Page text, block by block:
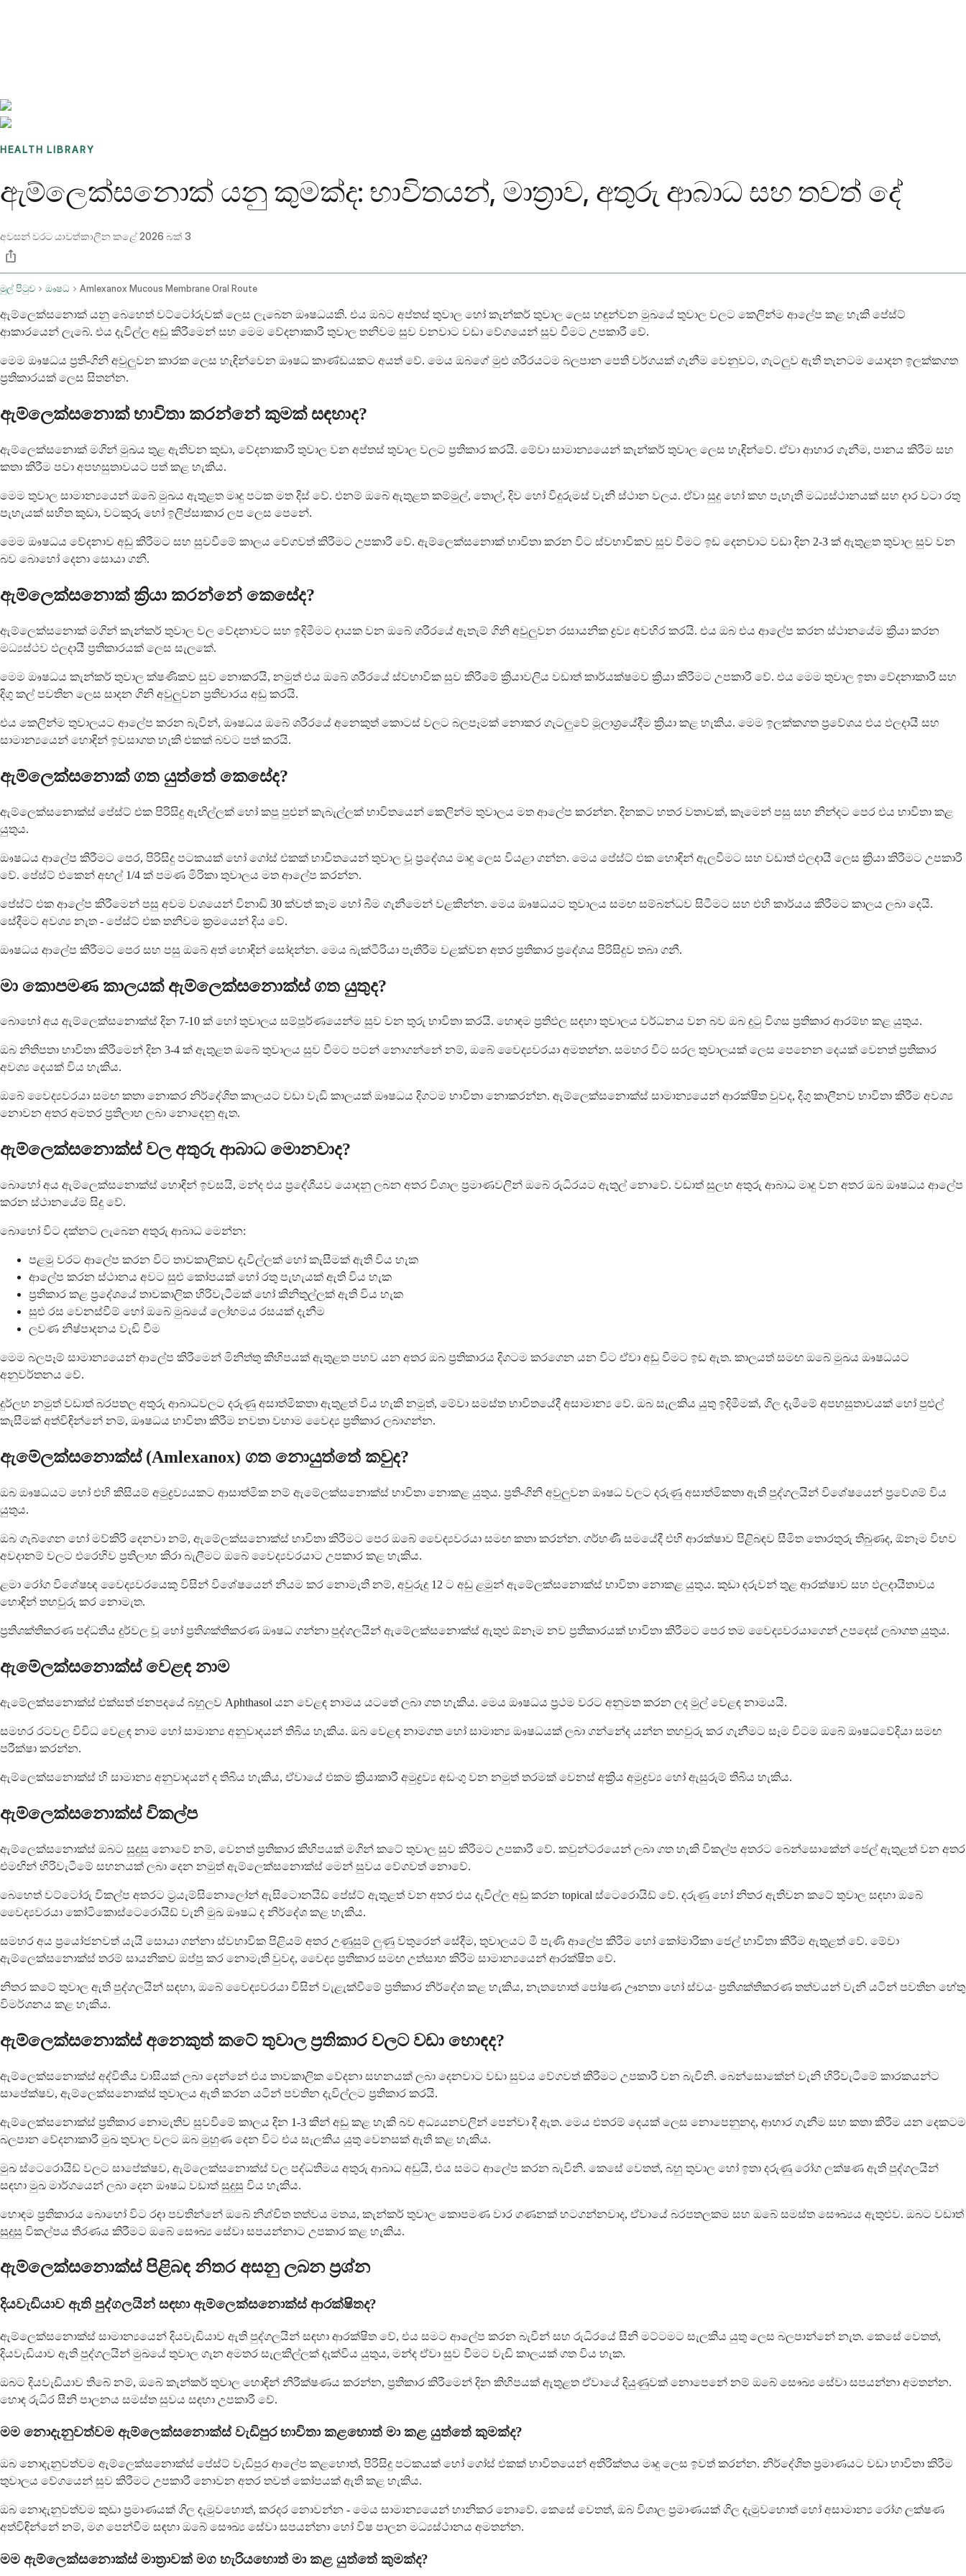
HEALTH LIBRARY
ඇම්ලෙක්සනොක් යනු කුමක්ද: භාවිතයන්, මාත්‍රාව, අතුරු ආබාධ සහ තවත් දේ
අවසන් වරට යාවත්කාලීන කළේ2026 බක් 3
මුල් පිටුව ඖෂධ Amlexanox Mucous Membrane Oral Route
ඇම්ලෙක්සනොක් යනු බෙහෙත් වට්ටෝරුවක් ලෙස ලැබෙන ඖෂධයකි. එය ඔබට අප්තස් තුවාල හෝ කැන්කර් තුවාල ලෙස හඳුන්වන මුඛයේ තුවාල වලට කෙලින්ම ආලේප කළ හැකි පේස්ට්
ආකාරයෙන් ලැබේ. එය දැවිල්ල අඩු කිරීමෙන් සහ මෙම වේදනාකාරී තුවාල තනිවම සුව වනවාට වඩා වේගයෙන් සුව වීමට උපකාරී වේ.
මෙම ඖෂධය ප්‍රති-ගිනි අවුලුවන කාරක ලෙස හැඳින්වෙන ඖෂධ කාණ්ඩයකට අයත් වේ. මෙය ඔබගේ මුළු ශරීරයටම බලපාන පෙති වර්ගයක් ගැනීම වෙනුවට, ගැටලුව ඇති තැනටම යොදන ඉලක්කගත
ප්‍රතිකාරයක් ලෙස සිතන්න.
ඇම්ලෙක්සනොක් භාවිතා කරන්නේ කුමක් සඳහාද?
ඇම්ලෙක්සනොක් මගින් මුඛය තුළ ඇතිවන කුඩා, වේදනාකාරී තුවාල වන අප්තස් තුවාල වලට ප්‍රතිකාර කරයි. මේවා සාමාන්‍යයෙන් කැන්කර් තුවාල ලෙස හැඳින්වේ. ඒවා ආහාර ගැනීම, පානය කිරීම සහ
කතා කිරීම පවා අපහසුතාවයට පත් කළ හැකිය.
මෙම තුවාල සාමාන්‍යයෙන් ඔබේ මුඛය ඇතුළත මෘදු පටක මත දිස් වේ. එනම් ඔබේ ඇතුළත කම්මුල්, තොල්, දිව හෝ විදුරුමස් වැනි ස්ථාන වලය. ඒවා සුදු හෝ කහ පැහැති මධ්‍යස්ථානයක් සහ දාර වටා රතු
පැහැයක් සහිත කුඩා, වටකුරු හෝ ඉලිප්සාකාර ලප ලෙස පෙනේ.
මෙම ඖෂධය වේදනාව අඩු කිරීමට සහ සුවවීමේ කාලය වේගවත් කිරීමට උපකාරී වේ. ඇම්ලෙක්සනොක් භාවිතා කරන විට ස්වභාවිකව සුව වීමට ඉඩ දෙනවාට වඩා දින 2-3 ක් ඇතුළත තුවාල සුව වන
බව බොහෝ දෙනා සොයා ගනී.
ඇම්ලෙක්සනොක් ක්‍රියා කරන්නේ කෙසේද?
ඇම්ලෙක්සනොක් මගින් කැන්කර් තුවාල වල වේදනාවට සහ ඉදිමීමට දායක වන ඔබේ ශරීරයේ ඇතැම් ගිනි අවුලුවන රසායනික ද්‍රව්‍ය අවහිර කරයි. එය ඔබ එය ආලේප කරන ස්ථානයේම ක්‍රියා කරන
මධ්‍යස්ථව ඵලදායී ප්‍රතිකාරයක් ලෙස සැලකේ.
මෙම ඖෂධය කැන්කර් තුවාල ක්ෂණිකව සුව නොකරයි, නමුත් එය ඔබේ ශරීරයේ ස්වභාවික සුව කිරීමේ ක්‍රියාවලිය වඩාත් කාර්යක්ෂමව ක්‍රියා කිරීමට උපකාරී වේ. එය මෙම තුවාල ඉතා වේදනාකාරී සහ
දිගු කල් පවතින ලෙස සාදන ගිනි අවුලුවන ප්‍රතිචාරය අඩු කරයි.
එය කෙලින්ම තුවාලයට ආලේප කරන බැවින්, ඖෂධය ඔබේ ශරීරයේ අනෙකුත් කොටස් වලට බලපෑමක් නොකර ගැටලුවේ මූලාශ්‍රයේදීම ක්‍රියා කළ හැකිය. මෙම ඉලක්කගත ප්‍රවේශය එය ඵලදායී සහ
සාමාන්‍යයෙන් හොඳින් ඉවසාගත හැකි එකක් බවට පත් කරයි.
ඇම්ලෙක්සනොක් ගත යුත්තේ කෙසේද?
ඇම්ලෙක්සනොක්ස් පේස්ට් එක පිරිසිදු ඇඟිල්ලක් හෝ කපු පුළුන් කැබැල්ලක් භාවිතයෙන් කෙලින්ම තුවාලය මත ආලේප කරන්න. දිනකට හතර වතාවක්, කෑමෙන් පසු සහ නින්දට පෙර එය භාවිතා කළ
යුතුය.
ඖෂධය ආලේප කිරීමට පෙර, පිරිසිදු පටකයක් හෝ ගෝස් එකක් භාවිතයෙන් තුවාල වූ ප්‍රදේශය මෘදු ලෙස වියළා ගන්න. මෙය පේස්ට් එක හොඳින් ඇලවීමට සහ වඩාත් ඵලදායී ලෙස ක්‍රියා කිරීමට උපකාරී
වේ. පේස්ට් එකෙන් අඟල් 1/4 ක් පමණ මිරිකා තුවාලය මත ආලේප කරන්න.
පේස්ට් එක ආලේප කිරීමෙන් පසු අවම වශයෙන් විනාඩි 30 ක්වත් කෑම හෝ බීම ගැනීමෙන් වළකින්න. මෙය ඖෂධයට තුවාලය සමඟ සම්බන්ධව සිටීමට සහ එහි කාර්යය කිරීමට කාලය ලබා දෙයි.
සේදීමට අවශ්‍ය නැත - පේස්ට් එක තනිවම ක්‍රමයෙන් දිය වේ.
ඖෂධය ආලේප කිරීමට පෙර සහ පසු ඔබේ අත් හොඳින් සෝදන්න. මෙය බැක්ටීරියා පැතිරීම වළක්වන අතර ප්‍රතිකාර ප්‍රදේශය පිරිසිදුව තබා ගනී.
මා කොපමණ කාලයක් ඇම්ලෙක්සනොක්ස් ගත යුතුද?
බොහෝ අය ඇම්ලෙක්සනොක්ස් දින 7-10 ක් හෝ තුවාලය සම්පූර්ණයෙන්ම සුව වන තුරු භාවිතා කරයි. හොඳම ප්‍රතිඵල සඳහා තුවාලය වර්ධනය වන බව ඔබ දුටු විගස ප්‍රතිකාර ආරම්භ කළ යුතුය.
ඔබ නිතිපතා භාවිතා කිරීමෙන් දින 3-4 ක් ඇතුළත ඔබේ තුවාලය සුව වීමට පටන් නොගන්නේ නම්, ඔබේ වෛද්‍යවරයා අමතන්න. සමහර විට සරල තුවාලයක් ලෙස පෙනෙන දෙයක් වෙනත් ප්‍රතිකාර
අවශ්‍ය දෙයක් විය හැකිය.
ඔබේ වෛද්‍යවරයා සමඟ කතා නොකර නිර්දේශිත කාලයට වඩා වැඩි කාලයක් ඖෂධය දිගටම භාවිතා නොකරන්න. ඇම්ලෙක්සනොක්ස් සාමාන්‍යයෙන් ආරක්ෂිත වුවද, දිගු කාලීනව භාවිතා කිරීම අවශ්‍ය
නොවන අතර අමතර ප්‍රතිලාභ ලබා නොදෙනු ඇත.
ඇම්ලෙක්සනොක්ස් වල අතුරු ආබාධ මොනවාද?
බොහෝ අය ඇම්ලෙක්සනොක්ස් හොඳින් ඉවසයි, මන්ද එය ප්‍රදේශීයව යොදනු ලබන අතර විශාල ප්‍රමාණවලින් ඔබේ රුධිරයට ඇතුල් නොවේ. වඩාත් සුලභ අතුරු ආබාධ මෘදු වන අතර ඔබ ඖෂධය ආලේප
කරන ස්ථානයේම සිදු වේ.
බොහෝ විට දක්නට ලැබෙන අතුරු ආබාධ මෙන්න:
පළමු වරට ආලේප කරන විට තාවකාලිකව දැවිල්ලක් හෝ කැසීමක් ඇති විය හැක
ආලේප කරන ස්ථානය අවට සුළු කෝපයක් හෝ රතු පැහැයක් ඇති විය හැක
ප්‍රතිකාර කළ ප්‍රදේශයේ තාවකාලික හිරිවැටීමක් හෝ කිනිතුල්ලක් ඇති විය හැක
සුළු රස වෙනස්වීම් හෝ ඔබේ මුඛයේ ලෝහමය රසයක් දැනීම
ලවණ නිෂ්පාදනය වැඩි වීම
මෙම බලපෑම් සාමාන්‍යයෙන් ආලේප කිරීමෙන් මිනිත්තු කිහිපයක් ඇතුළත පහව යන අතර ඔබ ප්‍රතිකාරය දිගටම කරගෙන යන විට ඒවා අඩු වීමට ඉඩ ඇත. කාලයත් සමඟ ඔබේ මුඛය ඖෂධයට
අනුවර්තනය වේ.
දුර්ලභ නමුත් වඩාත් බරපතල අතුරු ආබාධවලට දරුණු අසාත්මිකතා ඇතුළත් විය හැකි නමුත්, මේවා සමස්ත භාවිතයේදී අසාමාන්‍ය වේ. ඔබ සැලකිය යුතු ඉදිමීමක්, ගිල දැමීමේ අපහසුතාවයක් හෝ පුළුල්
කැසීමක් අත්විඳින්නේ නම්, ඖෂධය භාවිතා කිරීම නවතා වහාම වෛද්‍ය ප්‍රතිකාර ලබාගන්න.
ඇම්‍ලෙක්සනොක්ස් (Amlexanox) ගත නොයුත්තේ කවුද?
ඔබ ඖෂධයට හෝ එහි කිසියම් අමුද්‍රව්‍යයකට ආසාත්මික නම් ඇම්‍ලෙක්සනොක්ස් භාවිතා නොකළ යුතුය. ප්‍රති-ගිනි අවුලුවන ඖෂධ වලට දරුණු අසාත්මිකතා ඇති පුද්ගලයින් විශේෂයෙන් ප්‍රවේශම් විය
යුතුය.
ඔබ ගැබ්ගෙන හෝ මව්කිරි දෙනවා නම්, ඇම්‍ලෙක්සනොක්ස් භාවිතා කිරීමට පෙර ඔබේ වෛද්‍යවරයා සමඟ කතා කරන්න. ගර්භණී සමයේදී එහි ආරක්ෂාව පිළිබඳව සීමිත තොරතුරු තිබුණද, ඕනෑම විභව
අවදානම් වලට එරෙහිව ප්‍රතිලාභ කිරා බැලීමට ඔබේ වෛද්‍යවරයාට උපකාර කළ හැකිය.
ළමා රෝග විශේෂඥ වෛද්‍යවරයෙකු විසින් විශේෂයෙන් නියම කර නොමැති නම්, අවුරුදු 12 ට අඩු ළමුන් ඇම්‍ලෙක්සනොක්ස් භාවිතා නොකළ යුතුය. කුඩා දරුවන් තුළ ආරක්ෂාව සහ ඵලදායීතාවය
හොඳින් තහවුරු කර නොමැත.
ප්‍රතිශක්තිකරණ පද්ධතිය දුර්වල වූ හෝ ප්‍රතිශක්තිකරණ ඖෂධ ගන්නා පුද්ගලයින් ඇම්‍ලෙක්සනොක්ස් ඇතුළු ඕනෑම නව ප්‍රතිකාරයක් භාවිතා කිරීමට පෙර තම වෛද්‍යවරයාගෙන් උපදෙස් ලබාගත යුතුය.
ඇම්‍ලෙක්සනොක්ස් වෙළඳ නාම
ඇම්‍ලෙක්සනොක්ස් එක්සත් ජනපදයේ බහුලව Aphthasol යන වෙළඳ නාමය යටතේ ලබා ගත හැකිය. මෙය ඖෂධය ප්‍රථම වරට අනුමත කරන ලද මුල් වෙළඳ නාමයයි.
සමහර රටවල විවිධ වෙළඳ නාම හෝ සාමාන්‍ය අනුවාදයන් තිබිය හැකිය. ඔබ වෙළඳ නාමගත හෝ සාමාන්‍ය ඖෂධයක් ලබා ගන්නේද යන්න තහවුරු කර ගැනීමට සෑම විටම ඔබේ ඖෂධවේදියා සමඟ
පරීක්ෂා කරන්න.
ඇම්ලෙක්සනොක්ස් හි සාමාන්‍ය අනුවාදයන් ද තිබිය හැකිය, ඒවායේ එකම ක්‍රියාකාරී අමුද්‍රව්‍ය අඩංගු වන නමුත් තරමක් වෙනස් අක්‍රිය අමුද්‍රව්‍ය හෝ ඇසුරුම් තිබිය හැකිය.
ඇම්ලෙක්සනොක්ස් විකල්ප
ඇම්ලෙක්සනොක්ස් ඔබට සුදුසු නොවේ නම්, වෙනත් ප්‍රතිකාර කිහිපයක් මගින් කටේ තුවාල සුව කිරීමට උපකාරී වේ. කවුන්ටරයෙන් ලබා ගත හැකි විකල්ප අතරට බෙන්සොකේන් ජෙල් ඇතුළත් වන අතර
එමඟින් හිරිවැටීමේ සහනයක් ලබා දෙන නමුත් ඇම්ලෙක්සනොක්ස් මෙන් සුවය වේගවත් නොවේ.
බෙහෙත් වට්ටෝරු විකල්ප අතරට ට්‍රයැම්සිනොලෝන් ඇසිටොනයිඩ් පේස්ට් ඇතුළත් වන අතර එය දැවිල්ල අඩු කරන topical ස්ටෙරොයිඩ් වේ. දරුණු හෝ නිතර ඇතිවන කටේ තුවාල සඳහා ඔබේ
වෛද්‍යවරයා කෝටිකොස්ටෙරොයිඩ් වැනි මුඛ ඖෂධ ද නිර්දේශ කළ හැකිය.
සමහර අය ප්‍රයෝජනවත් යැයි සොයා ගන්නා ස්වභාවික පිළියම් අතර උණුසුම් ලුණු වතුරෙන් සේදීම, තුවාලයට මී පැණි ආලේප කිරීම හෝ කෝමාරිකා ජෙල් භාවිතා කිරීම ඇතුළත් වේ. මේවා
ඇම්ලෙක්සනොක්ස් තරම් සායනිකව ඔප්පු කර නොමැති වුවද, වෛද්‍ය ප්‍රතිකාර සමඟ උත්සාහ කිරීම සාමාන්‍යයෙන් ආරක්ෂිත වේ.
නිතර කටේ තුවාල ඇති පුද්ගලයින් සඳහා, ඔබේ වෛද්‍යවරයා විසින් වැළැක්වීමේ ප්‍රතිකාර නිර්දේශ කළ හැකිය, නැතහොත් පෝෂණ ඌනතා හෝ ස්වයං ප්‍රතිශක්තිකරණ තත්වයන් වැනි යටින් පවතින හේතු
විමර්ශනය කළ හැකිය.
ඇම්ලෙක්සනොක්ස් අනෙකුත් කටේ තුවාල ප්‍රතිකාර වලට වඩා හොඳද?
ඇම්ලෙක්සනොක්ස් අද්විතීය වාසියක් ලබා දෙන්නේ එය තාවකාලික වේදනා සහනයක් ලබා දෙනවාට වඩා සුවය වේගවත් කිරීමට උපකාරී වන බැවිනි. බෙන්සොකේන් වැනි හිරිවැටීමේ කාරකයන්ට
සාපේක්ෂව, ඇම්ලෙක්සනොක්ස් තුවාලය ඇති කරන යටින් පවතින දැවිල්ලට ප්‍රතිකාර කරයි.
ඇම්ලෙක්සනොක්ස් ප්‍රතිකාර නොමැතිව සුවවීමේ කාලය දින 1-3 කින් අඩු කළ හැකි බව අධ්‍යයනවලින් පෙන්වා දී ඇත. මෙය එතරම් දෙයක් ලෙස නොපෙනුනද, ආහාර ගැනීම සහ කතා කිරීම යන දෙකටම
බලපාන වේදනාකාරී මුඛ තුවාල වලට ඔබ මුහුණ දෙන විට එය සැලකිය යුතු වෙනසක් ඇති කළ හැකිය.
මුඛ ස්ටෙරොයිඩ් වලට සාපේක්ෂව, ඇම්ලෙක්සනොක්ස් වල පද්ධතිමය අතුරු ආබාධ අඩුයි, එය සමට ආලේප කරන බැවිනි. කෙසේ වෙතත්, බහු තුවාල හෝ ඉතා දරුණු රෝග ලක්ෂණ ඇති පුද්ගලයින්
සඳහා මුඛ මාර්ගයෙන් ලබා දෙන ඖෂධ වඩාත් සුදුසු විය හැකිය.
හොඳම ප්‍රතිකාරය බොහෝ විට රඳා පවතින්නේ ඔබේ නිශ්චිත තත්වය මතය, කැන්කර් තුවාල කොපමණ වාර ගණනක් හටගන්නවාද, ඒවායේ බරපතලකම සහ ඔබේ සමස්ත සෞඛ්‍යය ඇතුළුව. ඔබට වඩාත්
සුදුසු විකල්පය තීරණය කිරීමට ඔබේ සෞඛ්‍ය සේවා සපයන්නාට උපකාර කළ හැකිය.
ඇම්ලෙක්සනොක්ස් පිළිබඳ නිතර අසනු ලබන ප්‍රශ්න
දියවැඩියාව ඇති පුද්ගලයින් සඳහා ඇම්ලෙක්සනොක්ස් ආරක්ෂිතද?
ඇම්ලෙක්සනොක්ස් සාමාන්‍යයෙන් දියවැඩියාව ඇති පුද්ගලයින් සඳහා ආරක්ෂිත වේ, එය සමට ආලේප කරන බැවින් සහ රුධිරයේ සීනි මට්ටමට සැලකිය යුතු ලෙස බලපාන්නේ නැත. කෙසේ වෙතත්,
දියවැඩියාව ඇති පුද්ගලයින් මුඛයේ තුවාල ගැන අමතර සැලකිල්ලක් දැක්විය යුතුය, මන්ද ඒවා සුව වීමට වැඩි කාලයක් ගත විය හැක.
ඔබට දියවැඩියාව තිබේ නම්, ඔබේ කැන්කර් තුවාල හොඳින් නිරීක්ෂණය කරන්න, ප්‍රතිකාර කිරීමෙන් දින කිහිපයක් ඇතුළත ඒවායේ දියුණුවක් නොපෙනේ නම් ඔබේ සෞඛ්‍ය සේවා සපයන්නා අමතන්න.
හොඳ රුධිර සීනි පාලනය සමස්ත සුවය සඳහා උපකාරී වේ.
මම නොදැනුවත්වම ඇම්ලෙක්සනොක්ස් වැඩිපුර භාවිතා කළහොත් මා කළ යුත්තේ කුමක්ද?
ඔබ නොදැනුවත්වම ඇම්ලෙක්සනොක්ස් පේස්ට් වැඩිපුර ආලේප කළහොත්, පිරිසිදු පටකයක් හෝ ගෝස් එකක් භාවිතයෙන් අතිරික්තය මෘදු ලෙස ඉවත් කරන්න. නිර්දේශිත ප්‍රමාණයට වඩා භාවිතා කිරීම
තුවාලය වේගයෙන් සුව කිරීමට උපකාරී නොවන අතර තවත් කෝපයක් ඇති කළ හැකිය.
ඔබ නොදැනුවත්වම කුඩා ප්‍රමාණයක් ගිල දැමුවහොත්, කරදර නොවන්න - මෙය සාමාන්‍යයෙන් හානිකර නොවේ. කෙසේ වෙතත්, ඔබ විශාල ප්‍රමාණයක් ගිල දැමුවහොත් හෝ අසාමාන්‍ය රෝග ලක්ෂණ
අත්විඳින්නේ නම්, මග පෙන්වීම සඳහා ඔබේ සෞඛ්‍ය සේවා සපයන්නා හෝ විෂ පාලන මධ්‍යස්ථානය අමතන්න.
මම ඇම්ලෙක්සනොක්ස් මාත්‍රාවක් මග හැරියහොත් මා කළ යුත්තේ කුමක්ද?